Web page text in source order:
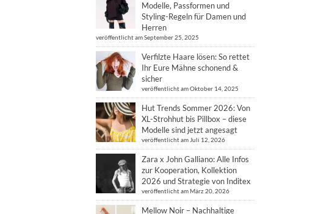
Modelle, Passformen und
Styling-Regeln für Damen und
Herren
veröffentlicht am September 25, 2025
Verfilzte Haare lösen: So rettet
Ihr Eure Mähne schonend &
sicher
veröffentlicht am Oktober 14, 2025
Hut Trends Sommer 2026: Von
XL-Strohhut bis Pillbox – diese
Modelle sind jetzt angesagt
veröffentlicht am Juli 12, 2026
Zara x John Galliano: Alle Infos
zur Kooperation, Kollektion
2026 und Strategie von Inditex
veröffentlicht am März 20, 2026
Mellow Noir – Nachhaltige